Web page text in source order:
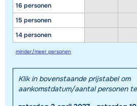
16 personen
15 personen
14 personen
minder/meer personen
Klik in bovenstaande prijstabel om
aankomstdatum/aantal personen